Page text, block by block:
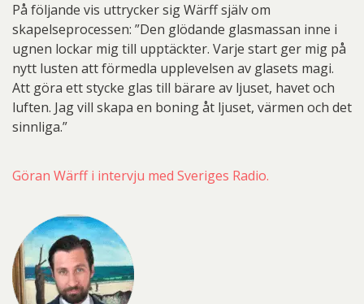
På följande vis uttrycker sig Wärff själv om
skapelseprocessen: ”Den glödande glasmassan inne i
ugnen lockar mig till upptäckter. Varje start ger mig på
nytt lusten att förmedla upplevelsen av glasets magi.
Att göra ett stycke glas till bärare av ljuset, havet och
luften. Jag vill skapa en boning åt ljuset, värmen och det
sinnliga.”
Göran Wärff i intervju med Sveriges Radio.